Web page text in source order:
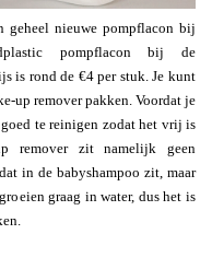
geheel nieuwe pompflacon bij
pompflacon bij de
is rond de €4 per stuk. Je kunt
up remover pakken. Voordat je
te reinigen zodat het vrij is
remover zit namelijk geen
in de babyshampoo zit, maar
graag in water, dus het is